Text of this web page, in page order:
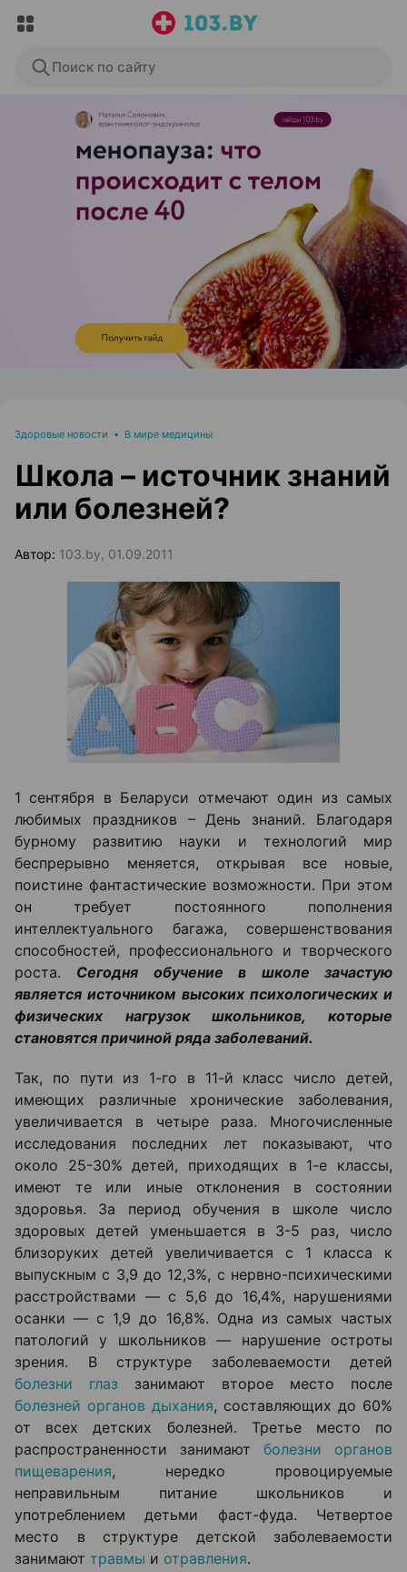
Поиск по сайту
ЭФФЕКТИВНАЯ РЕКЛАМА НА САЙТЕ
Здоровые новости • В мире медицины
Школа – источник знаний
или болезней?
Автор: 103.by, 01.09.2011
1 сентября в Беларуси отмечают один из самых
любимых праздников – День знаний. Благодаря
бурному развитию науки и технологий мир
беспрерывно меняется, открывая все новые,
поистине фантастические возможности. При этом
он требует постоянного пополнения
интеллектуального багажа, совершенствования
способностей, профессионального и творческого
роста. Сегодня обучение в школе зачастую
является источником высоких психологических и
физических нагрузок школьников, которые
становятся причиной ряда заболеваний.
Так, по пути из 1-го в 11-й класс число детей,
имеющих различные хронические заболевания,
увеличивается в четыре раза. Многочисленные
исследования последних лет показывают, что
около 25-30% детей, приходящих в 1-е классы,
имеют те или иные отклонения в состоянии
здоровья. За период обучения в школе число
здоровых детей уменьшается в 3-5 раз, число
близоруких детей увеличивается с 1 класса к
выпускным с 3,9 до 12,3%, с нервно-психическими
расстройствами — с 5,6 до 16,4%, нарушениями
осанки — с 1,9 до 16,8%. Одна из самых частых
патологий у школьников — нарушение остроты
зрения. В структуре заболеваемости детей
болезни глаз занимают второе место после
болезней органов дыхания, составляющих до 60%
от всех детских болезней. Третье место по
распространенности занимают болезни органов
пищеварения, нередко провоцируемые
неправильным питание школьников и
употреблением детьми фаст-фуда. Четвертое
место в структуре детской заболеваемости
занимают травмы и отравления.